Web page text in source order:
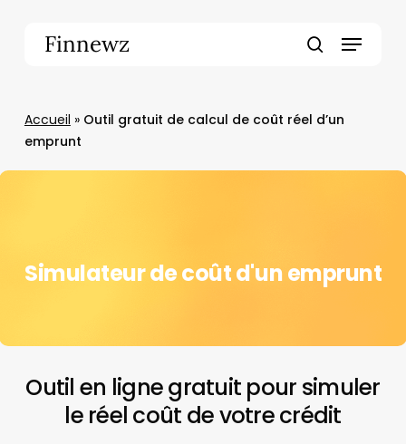
Finnewz Menu
Accueil » Outil gratuit de calcul de coût réel d’un
emprunt
Simulateur de coût d'un emprunt
Outil en ligne gratuit pour simuler
le réel coût de votre crédit